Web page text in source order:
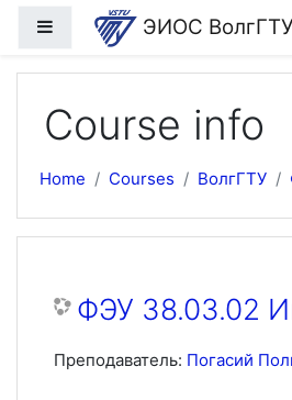
Skip to main content
Side panel ЭИОС ВолгГТУ
Course info
Home Courses ВолгГТУ
ФЭУ 38.03.02
Преподаватель: Погасий